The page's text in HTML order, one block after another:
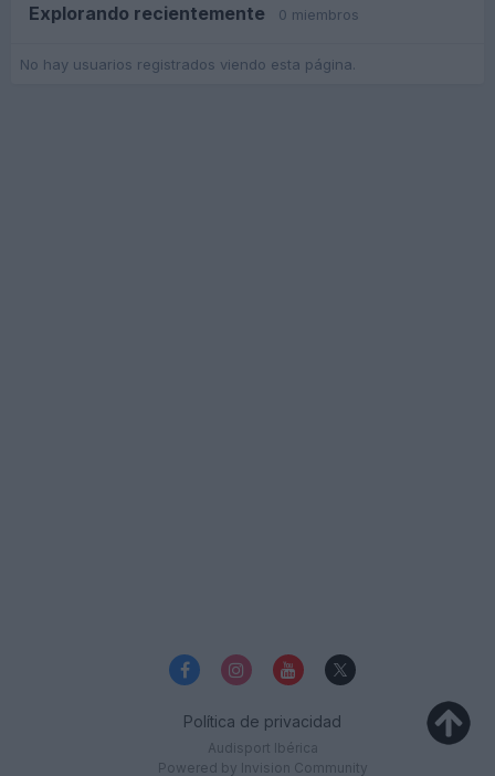
Explorando recientemente 0 miembros
No hay usuarios registrados viendo esta página.
Política de privacidad
Audisport Ibérica
Powered by Invision Community